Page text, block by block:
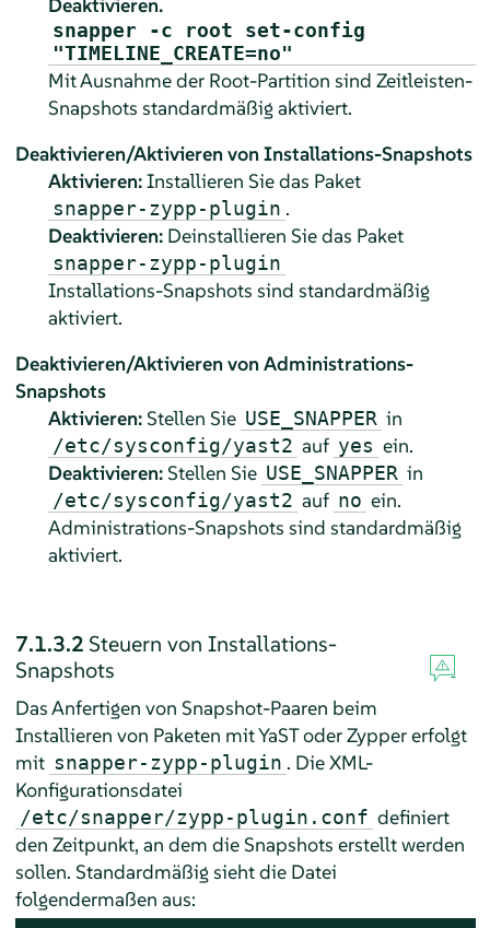
snapper -c root set-config
"TIMELINE_CREATE=no"
Mit Ausnahme der Root-Partition sind Zeitleisten-
Snapshots standardmäßig aktiviert.
Deaktivieren/Aktivieren von Installations-Snapshots
Aktivieren:Installieren Sie das Paket
snapper-zypp-plugin .
Deaktivieren:Deinstallieren Sie das Paket
snapper-zypp-plugin
Installations-Snapshots sind standardmäßig
aktiviert.
Deaktivieren/Aktivieren von Administrations-
Snapshots
Aktivieren:Stellen Sie USE_SNAPPER in
/etc/sysconfig/yast2 auf yes ein.
Deaktivieren:Stellen Sie USE_SNAPPER in
/etc/sysconfig/yast2 auf no ein.
Administrations-Snapshots sind standardmäßig
aktiviert.
7.1.3.2 Steuern von Installations-
Snapshots
Das Anfertigen von Snapshot-Paaren beim
Installieren von Paketen mit YaST oder Zypper erfolgt
mit snapper-zypp-plugin . Die XML-
Konfigurationsdatei
/etc/snapper/zypp-plugin.conf definiert
den Zeitpunkt, an dem die Snapshots erstellt werden
sollen. Standardmäßig sieht die Datei
folgendermaßen aus: